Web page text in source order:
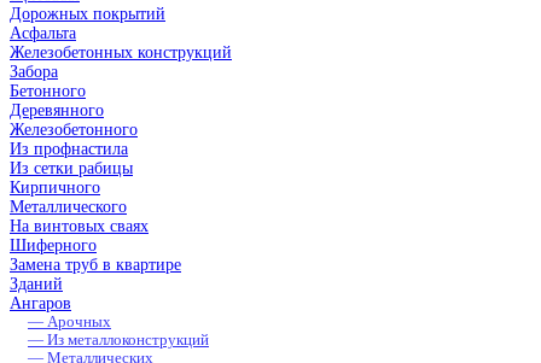
Дорожных покрытий
Асфальта
Железобетонных конструкций
Забора
Бетонного
Деревянного
Железобетонного
Из профнастила
Из сетки рабицы
Кирпичного
Металлического
На винтовых сваях
Шиферного
Замена труб в квартире
Зданий
Ангаров
— Арочных
— Из металлоконструкций
— Металлических